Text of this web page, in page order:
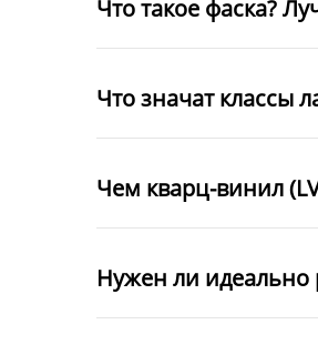
Что такое фаска?
Что значат классы
Чем кварц-винил
Нужен ли идеально